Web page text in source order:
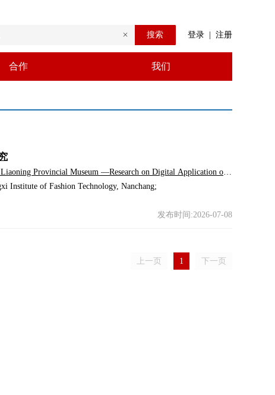
搜索 登录 注册
合作 我们
Provincial Museum —Research on Digital Application of
Institute of Fashion Technology, Nanchang;
发布时间:2026-07-08
上一页 1 下一页